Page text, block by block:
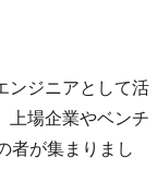
ンジニアとして活
上場企業やベンチ
者が集まりまし